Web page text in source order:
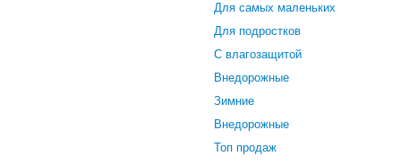
Для самых маленьких
Для подростков
С влагозащитой
Внедорожные
Зимние
Внедорожные
Топ продаж